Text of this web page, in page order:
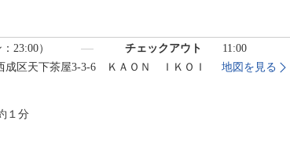
23:00） チェックアウト
11:00
成区天下茶屋3-3-6 ＫＡＯＮ ＩＫＯＩ
地図を見る
１分